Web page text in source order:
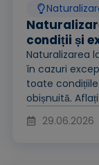
condiții și
Naturalizarea
în cazuri
toate
obișnuită.
29.06.2026